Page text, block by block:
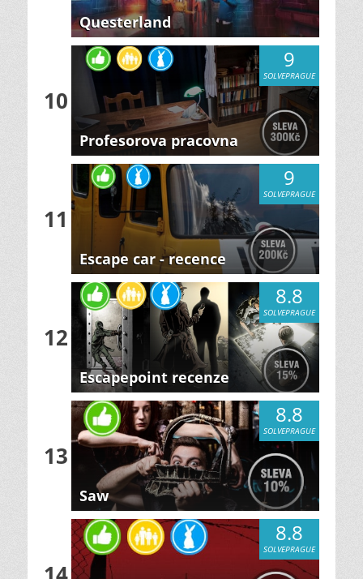
Questerland
10
9
SOLVEPRAGUE
Profesorova pracovna
11
9
SOLVEPRAGUE
Escape car - recence
12
8.8
SOLVEPRAGUE
Escapepoint recenze
13
8.8
SOLVEPRAGUE
Saw
8.8
SOLVEPRAGUE